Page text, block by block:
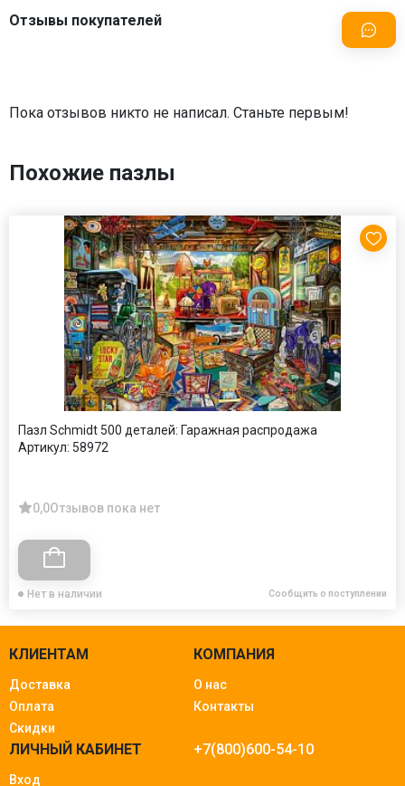
Отзывы покупателей
Пока отзывов никто не написал. Станьте первым!
Похожие пазлы
Пазл Schmidt 500 деталей: Гаражная распродажа
Артикул: 58972
0,0Отзывов пока нет
Нет в наличии Сообщить о поступлении
КЛИЕНТАМ
Доставка
Оплата
Скидки
КОМПАНИЯ
О нас
Контакты
ЛИЧНЫЙ КАБИНЕТ
Вход
+7(800)600-54-10